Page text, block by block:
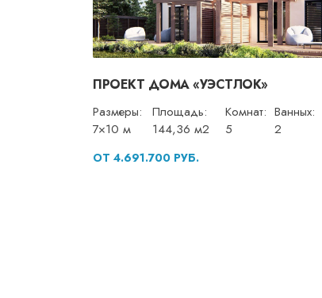
ПРОЕКТ ДОМА «УЭСТЛОК»
Размеры:
7×10 м
Площадь:
144,36 м2
Комнат:
5
Ванных:
2
ОТ 4.691.700 РУБ.